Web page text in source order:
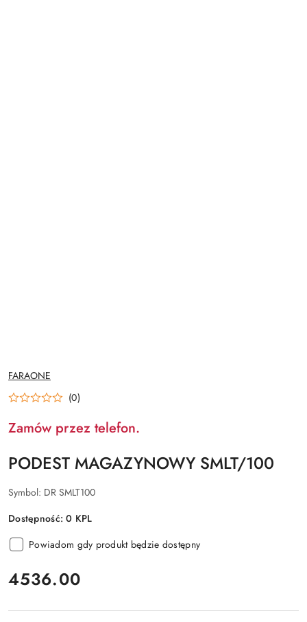
NAZWA
PRODUCENTA:
FARAONE
(0)
Zamów przez telefon.
PODEST MAGAZYNOWY SMLT/100
Symbol: DR SMLT100
Dostępność:0 KPL
Powiadom gdy produkt będzie dostępny
cena:
4536.00